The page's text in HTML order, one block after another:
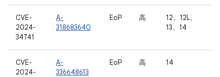
CVE-
2024-
34741
A-
318683640
EoP 高
12、12L、
13、14
CVE-
2024-
A-
336648613
EoP 高 14